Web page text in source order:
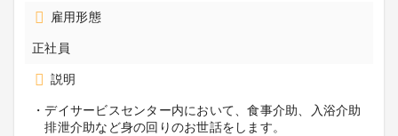
雇用形態
正社員
説明
・デイサービスセンター内において、食事介助、入浴介助
排泄介助など身の回りのお世話をします。